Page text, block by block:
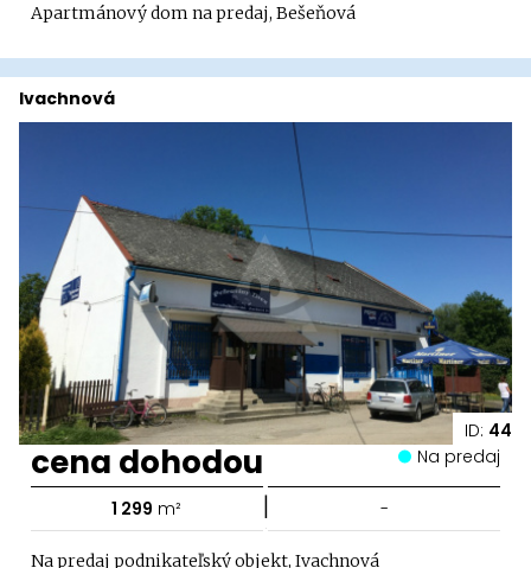
Apartmánový dom na predaj, Bešeňová
ID: 44
Ivachnová
cena dohodou Na predaj
1 299 m² | -
Na predaj podnikateľský objekt, Ivachnová